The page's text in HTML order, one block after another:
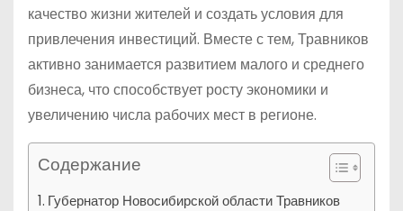
качество жизни жителей и создать условия для
привлечения инвестиций. Вместе с тем, Травников
активно занимается развитием малого и среднего
бизнеса, что способствует росту экономики и
увеличению числа рабочих мест в регионе.
Содержание
Губернатор Новосибирской области Травников